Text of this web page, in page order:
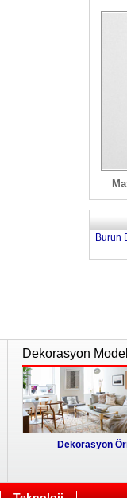
Burun
Dekorasyon
Dekorasyon